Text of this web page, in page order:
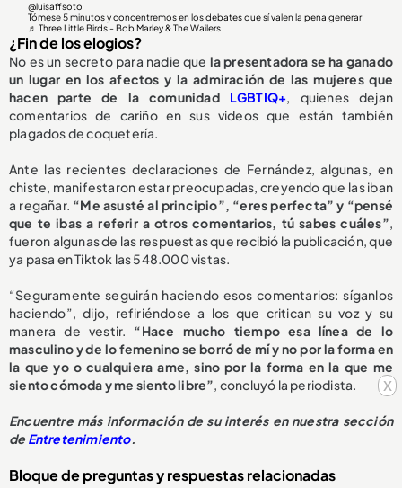
x
@luisaffsoto
Tómese 5 minutos y concentremos en los debates que sí valen la pena generar.
♬ Three Little Birds - Bob Marley & The Wailers
¿Fin de los elogios?
No es un secreto para nadie que la presentadora se ha ganado
un lugar en los afectos y la admiración de las mujeres que
hacen parte de la comunidad LGBTIQ+, quienes dejan
comentarios de cariño en sus videos que están también
plagados de coquetería.
Ante las recientes declaraciones de Fernández, algunas, en
chiste, manifestaron estar preocupadas, creyendo que las iban
a regañar. “Me asusté al principio”, “eres perfecta” y “pensé
que te ibas a referir a otros comentarios, tú sabes cuáles”,
fueron algunas de las respuestas que recibió la publicación, que
ya pasa en Tiktok las 548.000 vistas.
“Seguramente seguirán haciendo esos comentarios: síganlos
haciendo”, dijo, refiriéndose a los que critican su voz y su
manera de vestir. “Hace mucho tiempo esa línea de lo
masculino y de lo femenino se borró de mí y no por la forma en
la que yo o cualquiera ame, sino por la forma en la que me
siento cómoda y me siento libre”, concluyó la periodista.
Encuentre más información de su interés en nuestra sección
deEntretenimiento.
Bloque de preguntas y respuestas relacionadas